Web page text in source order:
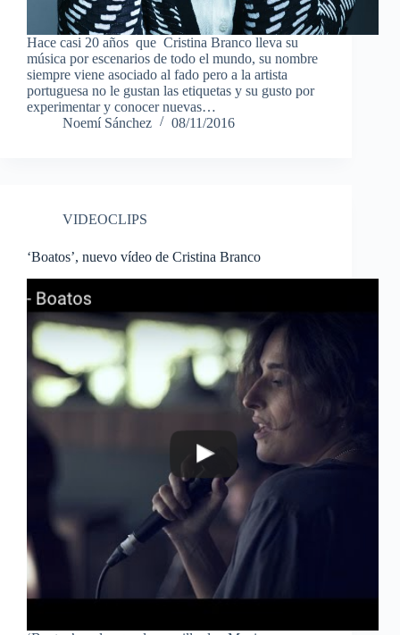
Hace casi 20 años que Cristina Branco lleva su
música por escenarios de todo el mundo, su nombre
siempre viene asociado al fado pero a la artista
portuguesa no le gustan las etiquetas y su gusto por
experimentar y conocer nuevas…
Noemí Sánchez
08/11/2016
VIDEOCLIPS
‘Boatos’, nuevo vídeo de Cristina Branco